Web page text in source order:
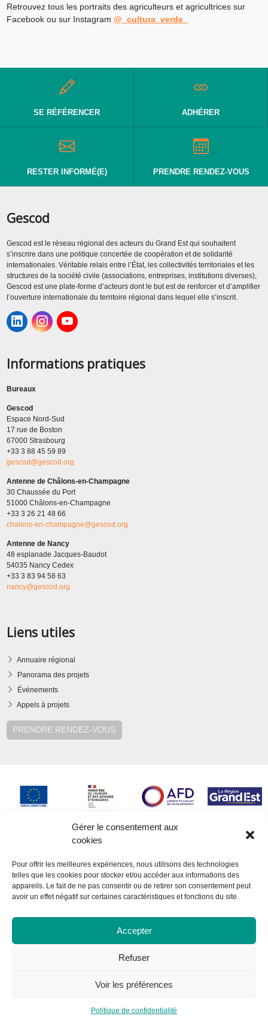
Gérer le consentement aux
cookies
Pour offrir les meilleures expériences, nous utilisons des technologies
telles que les cookies pour stocker et/ou accéder aux informations des
appareils. Le fait de ne pas consentir ou de retirer son consentement peut
avoir un effet négatif sur certaines caractéristiques et fonctions du site.
Accepter
Refuser
Voir les préférences
Politique de confidentialité
Retrouvez tous les portraits des agriculteurs et agricultrices sur
Facebook ou sur Instagram @_cultura_verde_
SE RÉFÉRENCER ADHÉRER
RESTER INFORMÉ(E) PRENDRE RENDEZ-VOUS
Gescod
Gescod est le réseau régional des acteurs du Grand Est qui souhaitent
s’inscrire dans une politique concertée de coopération et de solidarité
internationales. Véritable relais entre l’État, les collectivités territoriales et les
structures de la société civile (associations, entreprises, institutions diverses),
Gescod est une plate-forme d’acteurs dont le but est de renforcer et d’amplifier
l’ouverture internationale du territoire régional dans lequel elle s’inscrit.
Informations pratiques
Bureaux
Gescod
Espace Nord-Sud
17 rue de Boston
67000 Strasbourg
+33 3 88 45 59 89
gescod@gescod.org
Antenne de Châlons-en-Champagne
30 Chaussée du Port
51000 Châlons-en-Champagne
+33 3 26 21 48 66
chalons-en-champagne@gescod.org
Antenne de Nancy
48 esplanade Jacques-Baudot
54035 Nancy Cedex
+33 3 83 94 58 63
nancy@gescod.org
Liens utiles
Annuaire régional
Panorama des projets
Événements
Appels à projets
PRENDRE RENDEZ-VOUS
Réalisation :La Luciole Digitale